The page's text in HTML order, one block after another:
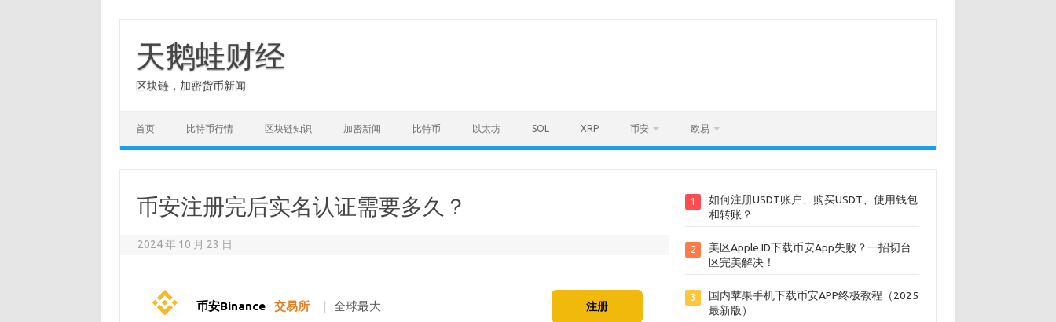
content
天鹅蛙财经
区块链，加密货币新闻
首页 比特币行情 区块链知识 加密新闻 比特币 以太坊 SOL XRP 币安 欧易
币安注册完后实名认证需要多久？
2024 年 10 月 23 日
币安Binance 交易所 | 全球最大 注册
1
如何注册USDT账户、购买USDT、使用钱包
和转账？
2
美区Apple ID下载币安App失败？一招切台
区完美解决！
3
国内苹果手机下载币安APP终极教程（2025
最新版）